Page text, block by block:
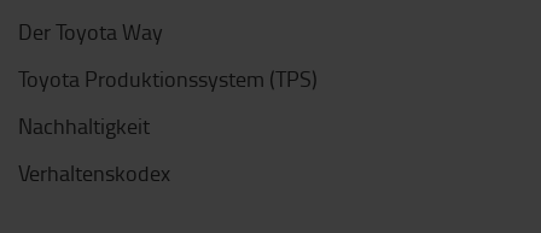
Der Toyota Way
Toyota Produktionssystem (TPS)
Nachhaltigkeit
Verhaltenskodex